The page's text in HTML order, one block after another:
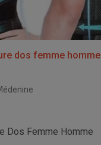
dos femme homme
Dos Femme Homme